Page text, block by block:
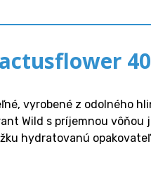
vyrobené z odolného
Wild s príjemnou vôňou
hydratovanú